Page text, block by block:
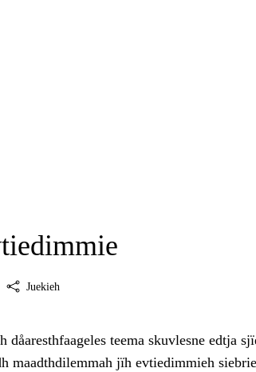
Juekieh
teema skuvlesne edtja
maadthdilemmah jïh evtiedimmieh